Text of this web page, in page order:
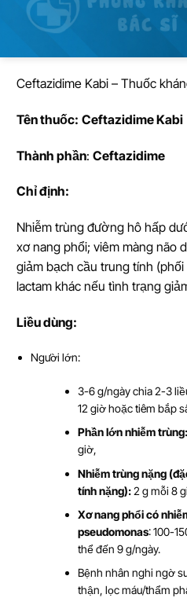
Ceftazidime Kabi – Thuốc
Tên thuốc: Ceftazidime Kabi
Thành phần: Ceftazidime
Chỉđịnh:
Nhiễm trùng đường hô hấp
xơ nang phổi; viêm màng não
giảm bạch cầu trung tính
lactam khác nếu tình trạng
Liều dùng:
Người lớn:
3-6 g/ngày chia 2-3
12 giờ hoặc tiêm bắp
Phần lớn nhiễm trùng:
giờ,
Nhiễm trùng nặng
tính nặng):2 g mỗi 8
Xơ nang phổi có
pseudomonas: 100-
thể đến 9 g/ngày.
Bệnh nhân nghi ngờ
thận, lọc máu/thẩm